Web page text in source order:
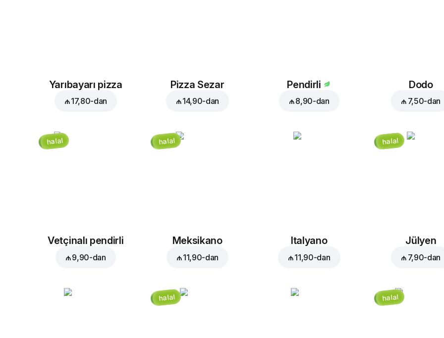
Yarıbayarı pizza
₼ 17,80-dan
Pizza Sezar
₼ 14,90-dan
Pendirli
₼ 8,90-dan
Dodo
₼ 7,50-dan
halal
Vetçinalı pendirli
₼ 9,90-dan
halal
Meksikano
₼ 11,90-dan
Italyano
₼ 11,90-dan
halal
Jülyen
₼ 7,90-dan
halal halal